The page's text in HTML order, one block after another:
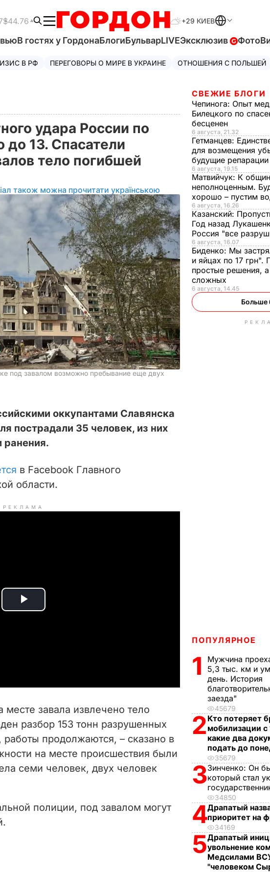
$44.76 +29 КИЕВ
В гостях у ГордонаБлогиБульварLIVEЭксклюзив Фото
В РФ ПЕРЕГОВОРЫ О МИРЕ В УКРАИНЕ ОТНОШЕНИЯ С ПОЛЬШЕЙ
удара России по
до 13. Спасатели
тело погибшей
також можна прочитати українською
под завалом возможно пребывание еще двух
оккупантами Славянска
пострадали 35 человек, из них
ранения.
в Facebook Главного
области.
РЕКЛАМА
P
i
d
e
завала извлечено тело
разбор 153 тонн разрушенных
работы продолжаются, – сказано в
на месте происшествия были
семи человек, двух человек
полиции, под завалом могут
СВЕЖИЕ БЛОГИ
Чепинога: Опыт
Билецкого по
бесценен
6 августа, 21.32
Гетманцев:
для возмещения
будущие репарации
6 августа, 19.15
Матвийчук: К
неполноценным.
хорошо – пустим
6 августа, 16.26
Казанский:
Год назад
Россия "все
6 августа, 16.07
Биденко: Мы
и яйцах по 17 грн".
простые решения,
сложных
6 августа, 14.45
Больше
ПОПУЛЯРНОЕ
1
Мужчина
5,3 тыс. км и
день. История
заезда"
45679
2 Кто потеряет
мобилизации с
какие два
подать до
35679
3Зинченко: Он
который стал
34850
4Драпатый
приоритет на
34169
5Драпатый
увольнение
Медсилами
"человеком